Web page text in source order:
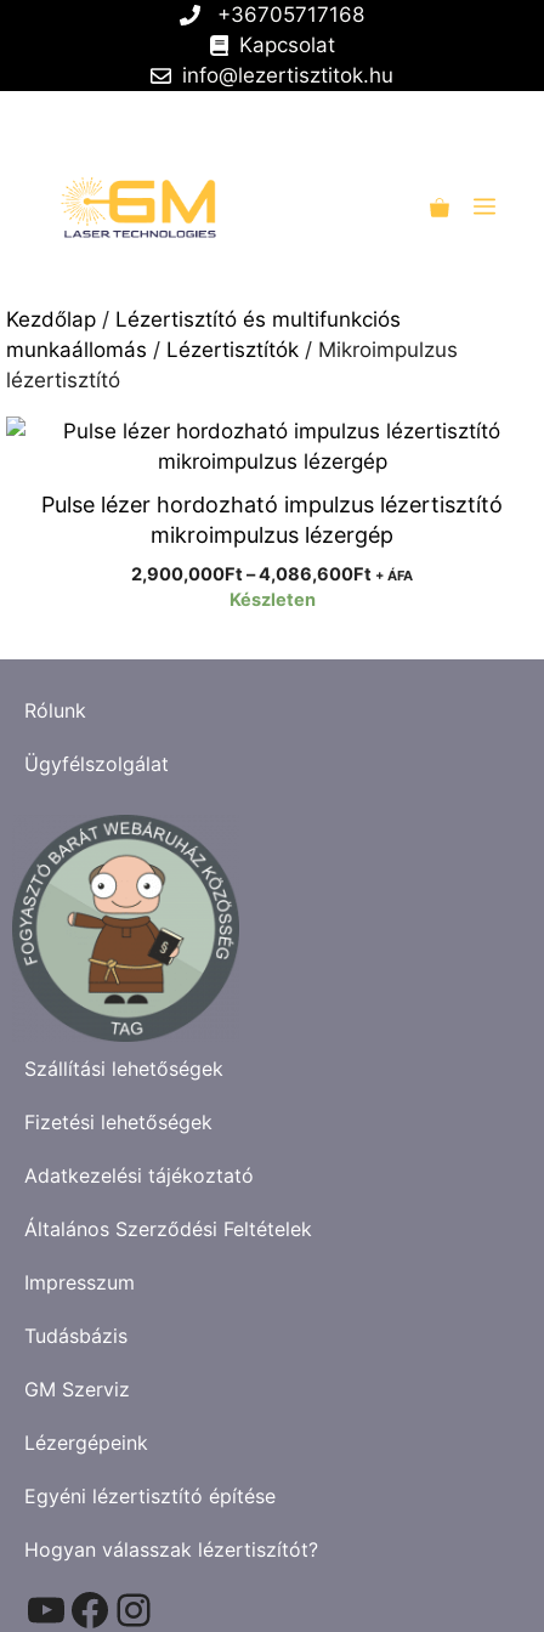
+36705717168
Kapcsolat
info@lezertisztitok.hu
Kezdőlap / Lézertisztító és multifunkciós
munkaállomás / Lézertisztítók / Mikroimpulzus
lézertisztító
Pulse lézer hordozható impulzus lézertisztító
mikroimpulzus lézergép
2,900,000Ft –4,086,600Ft Ártartomány:
+ ÁFA
Készleten
Rólunk
Ügyfélszolgálat
Szállítási lehetőségek
Fizetési lehetőségek
Adatkezelési tájékoztató
Általános Szerződési Feltételek
Impresszum
Tudásbázis
GM Szerviz
Lézergépeink
Egyéni lézertisztító építése
Hogyan válasszak lézertiszítót?
YouTube
Facebook
Instagram